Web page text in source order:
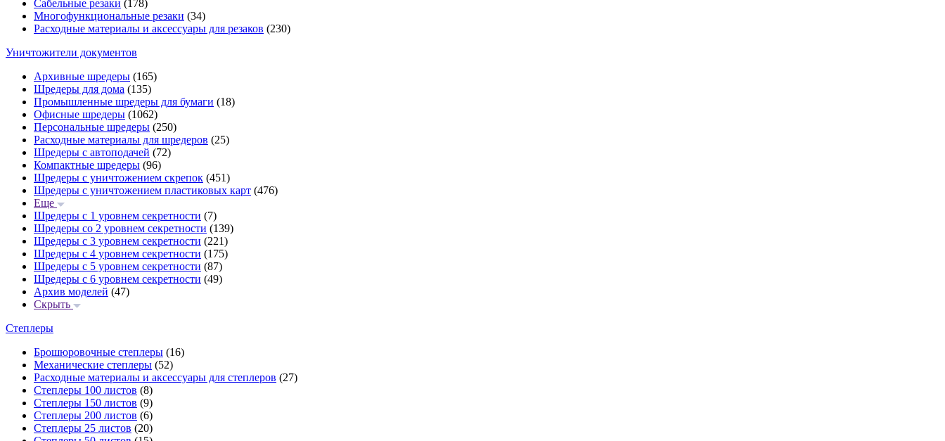
Сабельные резаки (178)
Многофункциональные резаки (34)
Расходные материалы и аксессуары для резаков (230)
Уничтожители документов
Архивные шредеры (165)
Шредеры для дома (135)
Промышленные шредеры для бумаги (18)
Офисные шредеры (1062)
Персональные шредеры (250)
Расходные материалы для шредеров (25)
Шредеры с автоподачей (72)
Компактные шредеры (96)
Шредеры с уничтожением скрепок (451)
Шредеры с уничтожением пластиковых карт (476)
Еще
Шредеры с 1 уровнем секретности (7)
Шредеры со 2 уровнем секретности (139)
Шредеры с 3 уровнем секретности (221)
Шредеры с 4 уровнем секретности (175)
Шредеры с 5 уровнем секретности (87)
Шредеры с 6 уровнем секретности (49)
Архив моделей (47)
Скрыть
Степлеры
Брошюровочные степлеры (16)
Механические степлеры (52)
Расходные материалы и аксессуары для степлеров (27)
Степлеры 100 листов (8)
Степлеры 150 листов (9)
Степлеры 200 листов (6)
Степлеры 25 листов (20)